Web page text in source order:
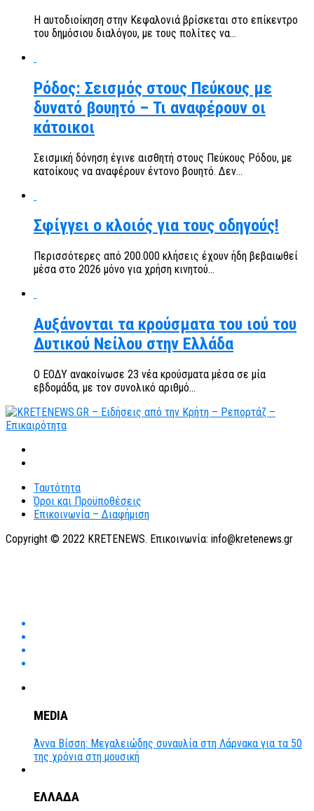
Η αυτοδιοίκηση στην Κεφαλονιά βρίσκεται στο επίκεντρο
του δημόσιου διαλόγου, με τους πολίτες να...
Ρόδος: Σεισμός στους Πεύκους με
δυνατό βουητό – Τι αναφέρουν οι
κάτοικοι
Σεισμική δόνηση έγινε αισθητή στους Πεύκους Ρόδου, με
κατοίκους να αναφέρουν έντονο βουητό. Δεν...
Σφίγγει ο κλοιός για τους οδηγούς!
Περισσότερες από 200.000 κλήσεις έχουν ήδη βεβαιωθεί
μέσα στο 2026 μόνο για χρήση κινητού...
Αυξάνονται τα κρούσματα του ιού του
Δυτικού Νείλου στην Ελλάδα
Ο ΕΟΔΥ ανακοίνωσε 23 νέα κρούσματα μέσα σε μία
εβδομάδα, με τον συνολικό αριθμό...
Ταυτότητα
Όροι και Προϋποθέσεις
Επικοινωνία – Διαφήμιση
Copyright © 2022 KRETENEWS. Επικοινωνία: info@kretenews.gr
MEDIA
Άννα Βίσση: Μεγαλειώδης συναυλία στη Λάρνακα για τα 50
της χρόνια στη μουσική
ΕΛΛΑΔΑ